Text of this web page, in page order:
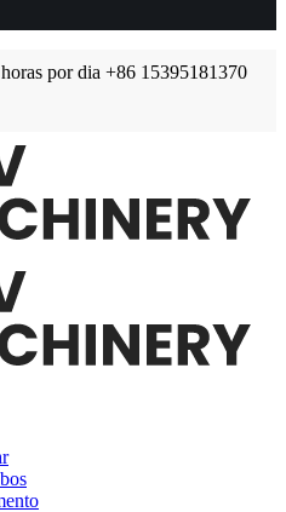
por dia +86 15395181370